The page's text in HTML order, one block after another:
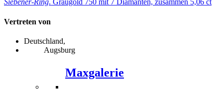
Siebener-Ring. Graugold 750 mit 7 Diamanten, zusammen 5,06 ct
Vertreten von
Deutschland,
Augsburg
Maxgalerie